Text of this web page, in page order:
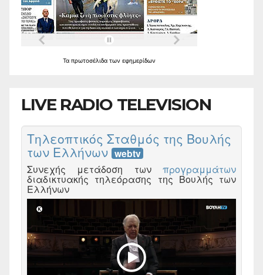
Τα πρωτοσέλιδα των εφημερίδων
LIVE RADIO TELEVISION